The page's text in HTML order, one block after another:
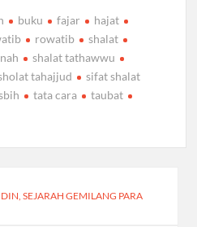
buku fajar
hajat
rowatib
shalat
shalat tathawwu
tahajjud
sifat shalat
tata cara
taubat
SEJARAH GEMILANG PARA